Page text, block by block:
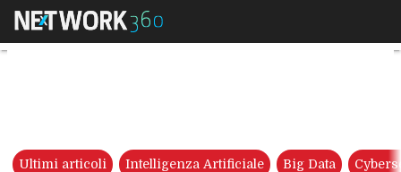
Amadori, così si ‘alleva’
Ultimi articoli Intelligenza Artificiale Big Data